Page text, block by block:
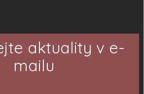
aktuality v e-
mailu